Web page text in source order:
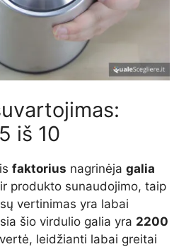
iš 10
faktorius nagrinėja galia
produkto sunaudojimo, taip
vertinimas yra labai
šio virdulio galia yra 2200
leidžianti labai greitai